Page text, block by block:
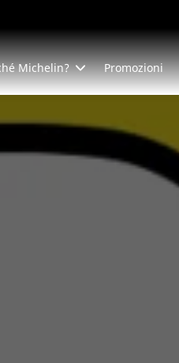
Michelin? Promozioni